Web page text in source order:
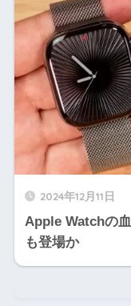
2024年12月11日
Apple Watchの
も登場か